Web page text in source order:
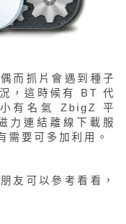
而抓片會遇到種子
，這時候有 BT 代
有名氣 ZbigZ 平
力連結離線下載服
需要可多加利用。
友可以參考看看，